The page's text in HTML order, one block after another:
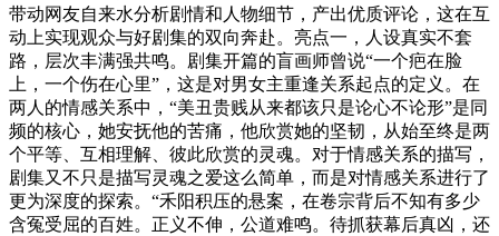
带动网友自来水分析剧情和人物细节，产出优质评论，这在互
动上实现观众与好剧集的双向奔赴。亮点一，人设真实不套
路，层次丰满强共鸣。剧集开篇的盲画师曾说“一个疤在脸
上，一个伤在心里”，这是对男女主重逢关系起点的定义。在
两人的情感关系中，“美丑贵贱从来都该只是论心不论形”是同
频的核心，她安抚他的苦痛，他欣赏她的坚韧，从始至终是两
个平等、互相理解、彼此欣赏的灵魂。对于情感关系的描写，
剧集又不只是描写灵魂之爱这么简单，而是对情感关系进行了
更为深度的探索。“禾阳积压的悬案，在卷宗背后不知有多少
含冤受屈的百姓。正义不伸，公道难鸣。待抓获幕后真凶，还